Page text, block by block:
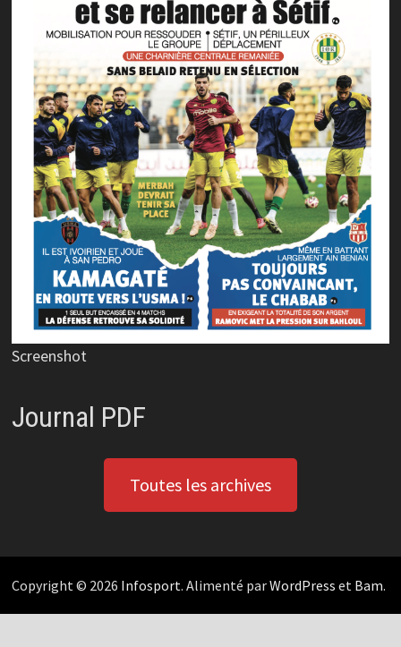
Screenshot
Journal PDF
Toutes les archives
Copyright © 2026 Infosport. Alimenté parWordPress et Bam.